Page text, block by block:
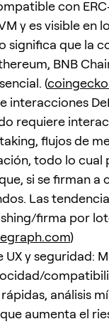
con
y es visible en
significa que la
BNB
(
interacciones
requiere
flujos de
todo lo cual
si se firman a
Las
firma por
)
UX y seguridad:
análisis
aumenta el